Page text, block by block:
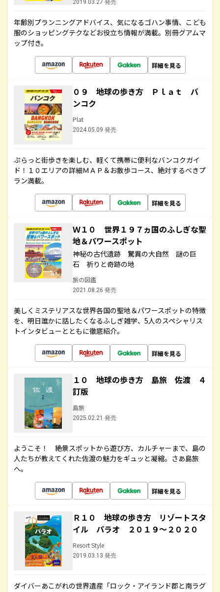
2019.03.27 発売
年齢別プランニングアドバイス、気になるゴハン事情、こども
服のショッピングテクなどお役立ち情報が満載。別冊グアムマ
ップ付き。
詳細を見る
０９ 地球の歩き方 Ｐｌａｔ バ
ンコク
Plat
2024.05.09 発売
ぷらっと街歩きを楽しむ、軽くて携帯に便利なバンコクガイ
ド！１０エリアの詳細ＭＡＰ＆お散歩コース、絶対するべきプ
ラン満載。
詳細を見る
Ｗ１０ 世界１９７ヵ国のふしぎな聖
地＆パワースポット
神秘の古代遺跡 驚異の大自然 謎の巨
石 祈りと奇跡の地
旅の図鑑
2021.08.26 発売
美しくミステリアスな世界各国の聖地＆パワースポットの特徴
を、明日誰かに話したくなるふしぎ雑学、5人のスペシャリス
トインタビューとともに徹底紹介。
詳細を見る
１０ 地球の歩き方 島旅 佐渡 ４
訂版
島旅
2025.02.21 発売
ようこそ！ 絶景スポットから遊び方、カルチャーまで、島の
人たちが教えてくれた佐渡の魅力をギュッと凝縮。さあ島旅
へ。
詳細を見る
Ｒ１０ 地球の歩き方 リゾートスタ
イル パラオ ２０１９～２０２０
Resort Style
2019.03.13 発売
ダイバーあこがれの世界遺産「ロック・アイランド郡と南ラグ